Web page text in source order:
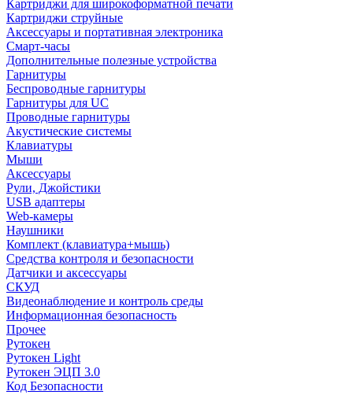
Картриджи для широкоформатной печати
Картриджи струйные
Аксессуары и портативная электроника
Смарт-часы
Дополнительные полезные устройства
Гарнитуры
Беспроводные гарнитуры
Гарнитуры для UC
Проводные гарнитуры
Акустические системы
Клавиатуры
Мыши
Аксессуары
Рули, Джойстики
USB адаптеры
Web-камеры
Наушники
Комплект (клавиатура+мышь)
Средства контроля и безопасности
Датчики и аксессуары
СКУД
Видеонаблюдение и контроль среды
Информационная безопасность
Прочее
Рутокен
Рутокен Light
Рутокен ЭЦП 3.0
Код Безопасности